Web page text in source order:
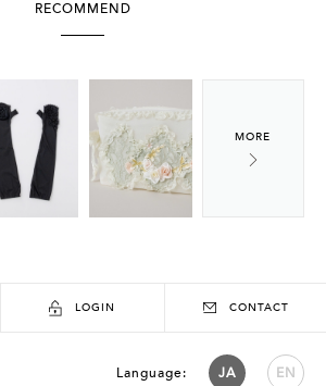
RECOMMEND
LOGIN CONTACT
Language: JA EN